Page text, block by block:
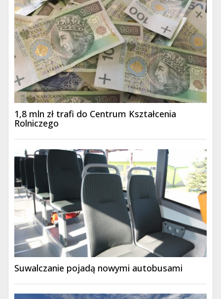
1,8 mln zł trafi do Centrum Kształcenia
Rolniczego
Suwalczanie pojadą nowymi autobusami